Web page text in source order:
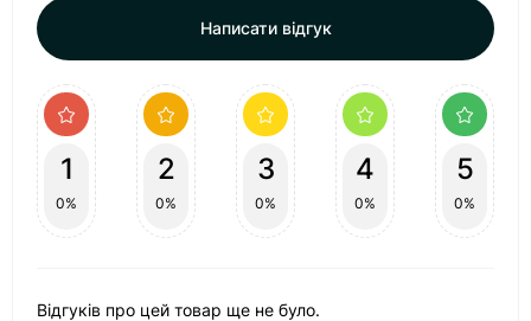
Написати відгук
1
0%
2
0%
3
0%
4
0%
5
0%
Відгуків про цей товар ще не було.